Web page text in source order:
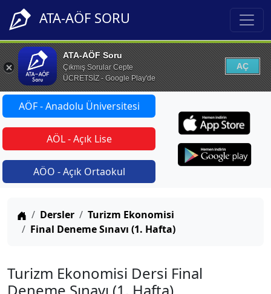
ATA-AÖF SORU
ATA-AÖF Soru
Çıkmış Sorular Cepte
ÜCRETSİZ - Google Play'de
AÇ
AÖF - Anadolu Üniversitesi
AÖL - Açık Lise
AÖO - Açık Ortaokul
Anasayfa
Dersler
Turizm Ekonomisi
Final Deneme Sınavı (1. Hafta)
Turizm Ekonomisi Dersi Final